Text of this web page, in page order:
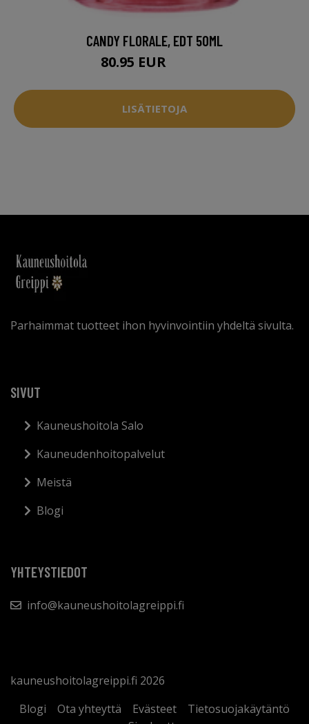
CANDY FLORALE, EDT 50ML
80.95 EUR
LISÄTIETOJA
Parhaimmat tuotteet ihon hyvinvointiin yhdeltä sivulta.
SIVUT
Kauneushoitola Salo
Kauneudenhoitopalvelut
Meistä
Blogi
YHTEYSTIEDOT
info@kauneushoitolagreippi.fi
kauneushoitolagreippi.fi 2026
Blogi
Ota yhteyttä Evästeet
Tietosuojakäytäntö